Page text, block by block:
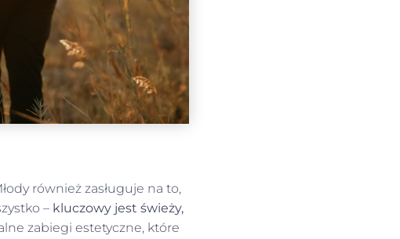
również zasługuje na to,
– kluczowy jest świeży,
zabiegi estetyczne, które